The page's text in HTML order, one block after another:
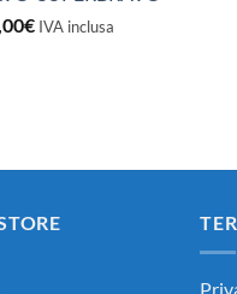
€ IVA inclusa